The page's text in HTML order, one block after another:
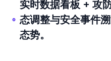
实时数据看板 + 攻
态调整与安全事件
态势。